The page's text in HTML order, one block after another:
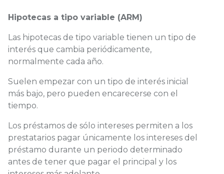
Hipotecas a tipo variable (ARM)
Las hipotecas de tipo variable tienen un tipo de
interés que cambia periódicamente,
normalmente cada año.
Suelen empezar con un tipo de interés inicial
más bajo, pero pueden encarecerse con el
tiempo.
Los préstamos de sólo intereses permiten a los
prestatarios pagar únicamente los intereses del
préstamo durante un periodo determinado
antes de tener que pagar el principal y los